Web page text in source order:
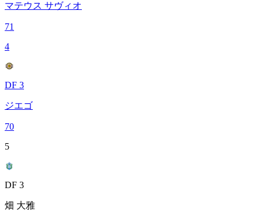
マテウス サヴィオ
71
4
DF 3
ジエゴ
70
5
DF 3
畑 大雅